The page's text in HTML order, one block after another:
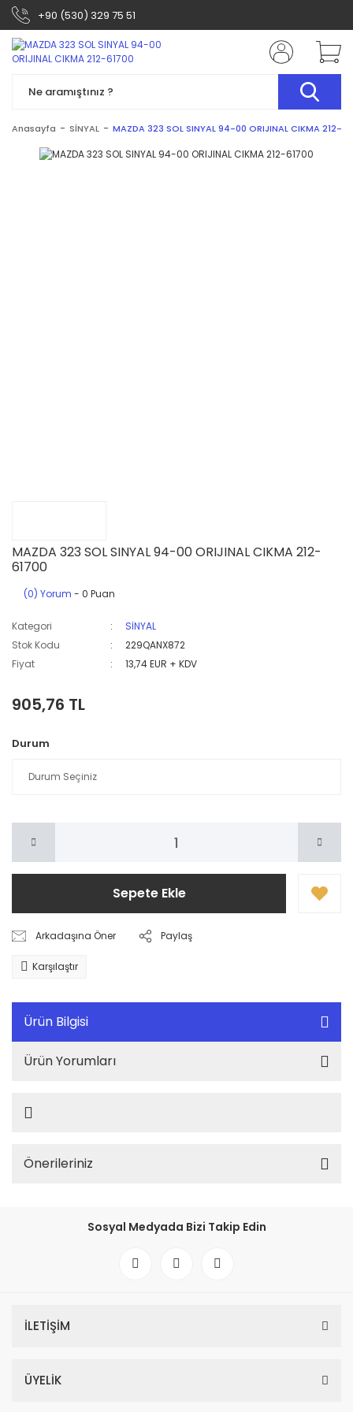
+90 (530) 329 75 51
Anasayfa SİNYAL MAZDA 323 SOL SINYAL 94-00 ORIJINAL CIKMA 212-
MAZDA 323 SOL SINYAL 94-00 ORIJINAL CIKMA 212-
61700
(0) Yorum - 0 Puan
Kategori
SİNYAL
Stok Kodu
229QANX872
Fiyat
13,74 EUR + KDV
905,76 TL
Durum
Sepete Ekle
Arkadaşına Öner Paylaş
Karşılaştır
Ürün Bilgisi
Ürün Yorumları
Önerileriniz
Sosyal Medyada Bizi Takip Edin
İLETİŞİM
ÜYELİK